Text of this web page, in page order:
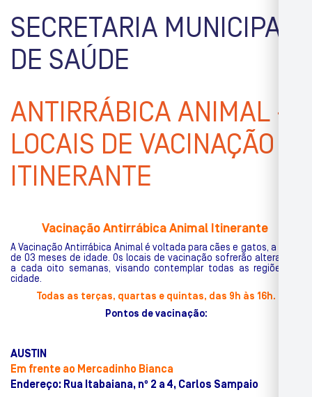
SECRETARIA MUNICIPAL
DE SAÚDE
ANTIRRÁBICA ANIMAL –
LOCAIS DE VACINAÇÃO
ITINERANTE
Vacinação Antirrábica Animal Itinerante
A Vacinação Antirrábica Animal é voltada para cães e gatos, a partir
de 03 meses de idade. Os locais de vacinação sofrerão alterações
a cada oito semanas, visando contemplar todas as regiões da
cidade.
Todas as terças, quartas e quintas, das 9h às 16h.
Pontos de vacinação:
AUSTIN
Em frente ao Mercadinho Bianca
Endereço: Rua Itabaiana, nº 2 a 4, Carlos Sampaio